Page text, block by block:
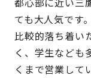
ても大人気です
比較的落ち着い
く、学生なども
くまで営業して